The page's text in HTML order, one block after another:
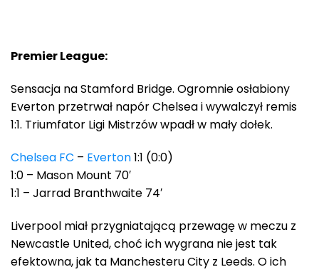
Premier League:
Sensacja na Stamford Bridge. Ogromnie osłabiony
Everton przetrwał napór Chelsea i wywalczył remis
1:1. Triumfator Ligi Mistrzów wpadł w mały dołek.
Chelsea FC – Everton1:1 (0:0)
1:0 – Mason Mount 70′
1:1 – Jarrad Branthwaite 74′
Liverpool miał przygniatającą przewagę w meczu z
Newcastle United, choć ich wygrana nie jest tak
efektowna, jak ta Manchesteru City z Leeds. O ich